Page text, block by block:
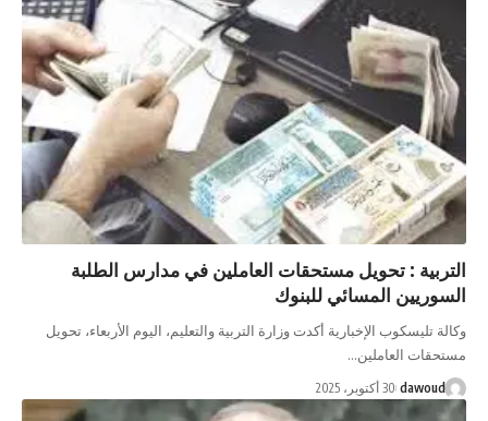
: تحويل مستحقات العاملين في مدارس الطلبة
المسائي للبنوك
الإخبارية أكدت وزارة التربية والتعليم، اليوم الأربعاء، تحويل
30 أكتوبر، 2025